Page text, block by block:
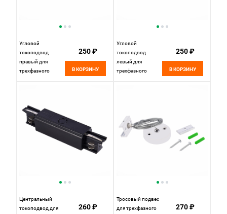
Угловой
токоподвод
правый для
трехфазного
трековая система
ST030.409.15R
Черный
250 ₽
В КОРЗИНУ
Угловой
токоподвод
левый для
трехфазного
ST030.409.15L
Черный
250 ₽
В КОРЗИНУ
Центральный
токоподвод для
260 ₽
Тросовый подвес
для трехфазного
270 ₽